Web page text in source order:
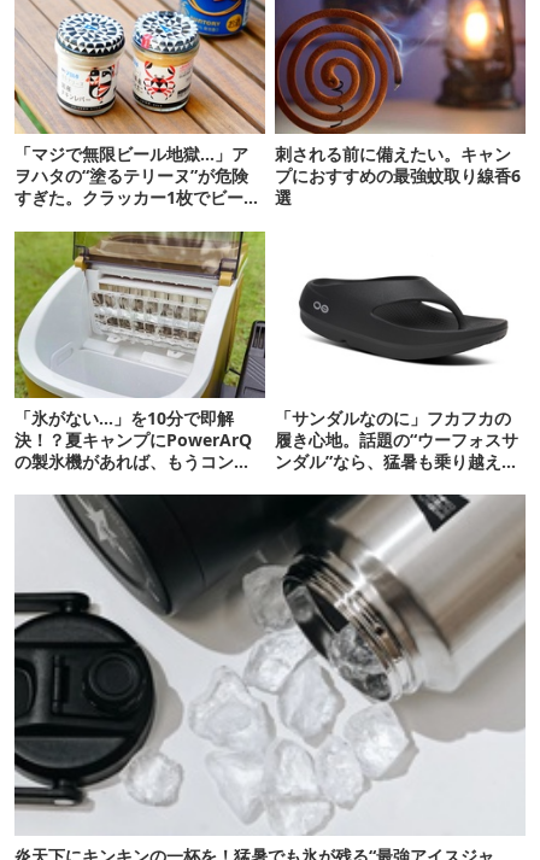
「マジで無限ビール地獄…」ア
ヲハタの“塗るテリーヌ”が危険
すぎた。クラッカー1枚でビール
刺される前に備えたい。キャン
プにおすすめの最強蚊取り線香6
選
「氷がない…」を10分で即解
決！？夏キャンプにPowerArQ
の製氷機があれば、もうコンビ
「サンダルなのに」フカフカの
履き心地。話題の“ウーフォスサ
ンダル”なら、猛暑も乗り越えら